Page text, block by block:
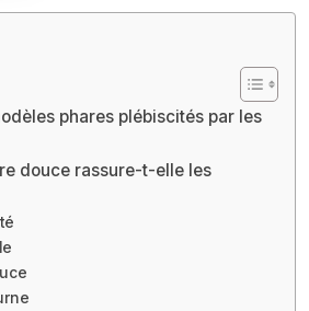
phares plébiscités par les
douce rassure-t-elle les